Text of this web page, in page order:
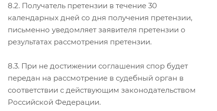
8.2. Получатель претензии в течение 30
календарных дней со дня получения претензии,
письменно уведомляет заявителя претензии о
результатах рассмотрения претензии.
8.3. При не достижении соглашения спор будет
передан на рассмотрение в судебный орган в
соответствии с действующим законодательством
Российской Федерации.